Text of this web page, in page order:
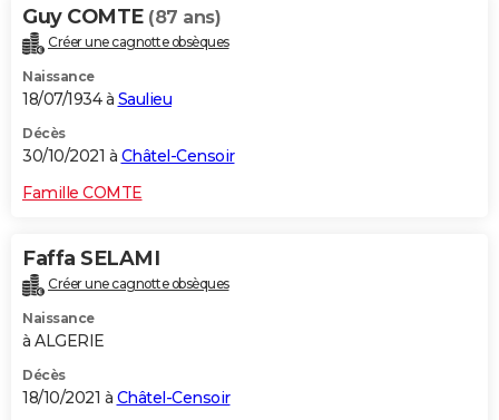
Guy COMTE (87 ans)
Créer une cagnotte obsèques
Naissance
18/07/1934 à Saulieu
Décès
30/10/2021 à Châtel-Censoir
Famille COMTE
Faffa SELAMI
Créer une cagnotte obsèques
Naissance
à ALGERIE
Décès
18/10/2021 à Châtel-Censoir